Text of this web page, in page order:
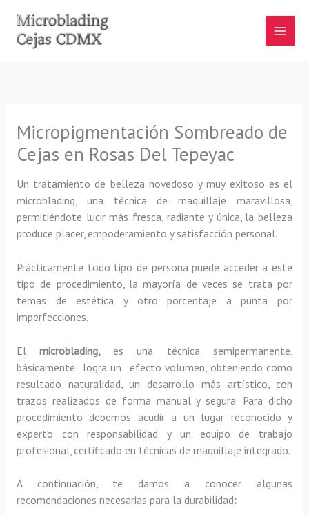
contenido
Micropigmentación Sombreado de
Cejas en Rosas Del Tepeyac
Un tratamiento de belleza novedoso y muy exitoso es el
microblading, una técnica de maquillaje maravillosa,
permitiéndote lucir más fresca, radiante y única, la belleza
produce placer, empoderamiento y satisfacción personal.
Prácticamente todo tipo de persona puede acceder a este
tipo de procedimiento, la mayoría de veces se trata por
temas de estética y otro porcentaje a punta por
imperfecciones.
Elmicroblading, es una técnica semipermanente,
básicamente
logra un efecto volumen, obteniendo como
resultado naturalidad, un desarrollo más artístico, con
trazos realizados de forma manual y segura. Para dicho
procedimiento debemos acudir a un lugar reconocido y
experto con responsabilidad y un equipo de trabajo
profesional, certificado en técnicas de maquillaje integrado.
A continuación, te damos a conocer algunas
recomendaciones necesarias para la durabilidad: